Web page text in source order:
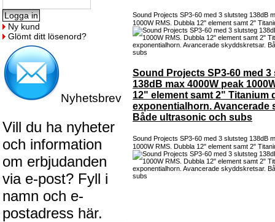
Ny kund
Glömt ditt lösenord?
Nyhetsbrev
Vill du ha nyheter
och information
om erbjudanden
via e-post? Fyll i
namn och e-
postadress här.
Sound Projects SP3-60 med 3 slutsteg 138dB
1000W RMS. Dubbla 12" element samt 2"
Sound Projects SP3-60 med 3
138dB max 4000W peak
12" element samt 2" Titanium
exponentialhorn. Avancerade
Både ultrasonic och subs
Sound Projects SP3-60 med 3 slutsteg 138dB
1000W RMS. Dubbla 12" element samt 2"